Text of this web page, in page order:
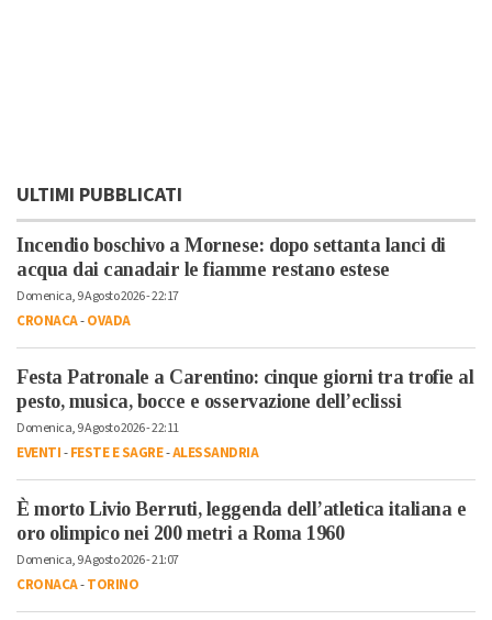
ULTIMI PUBBLICATI
Incendio boschivo a Mornese: dopo settanta lanci di
acqua dai canadair le fiamme restano estese
Domenica, 9 Agosto 2026 - 22:17
CRONACA-OVADA
Festa Patronale a Carentino: cinque giorni tra trofie al
pesto, musica, bocce e osservazione dell’eclissi
Domenica, 9 Agosto 2026 - 22:11
EVENTI-FESTE E SAGRE-ALESSANDRIA
È morto Livio Berruti, leggenda dell’atletica italiana e
oro olimpico nei 200 metri a Roma 1960
Domenica, 9 Agosto 2026 - 21:07
CRONACA-TORINO